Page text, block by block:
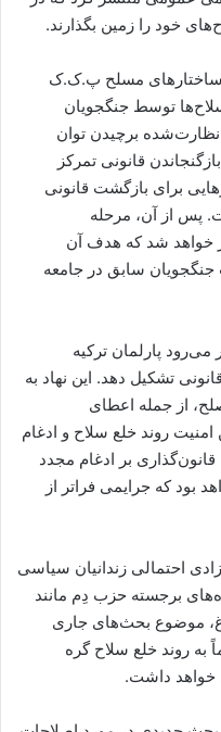
خود را زمین بگذارند.
ساختارهای مسلح پ.ک.ک
توسط جنگجویان
برچیدن توان
قانونی تمرکز
برای بازگشت قانونی
پس از آن، مرحله
خواهد شد که هدف آن
سابق در جامعه
می‌رود پارلمان ترکیه
تشکیل دهد. این نهاد به
از جمله اعطای
روند خلع سلاح و ادغام
بر ادغام مجدد
بود که جرایمی فراتر از
احتمالی زندانیان سیاسی
برجسته حزب دِم مانند
موضوع بحث‌های جاری
به روند خلع سلاح گره
خواهد داشت.